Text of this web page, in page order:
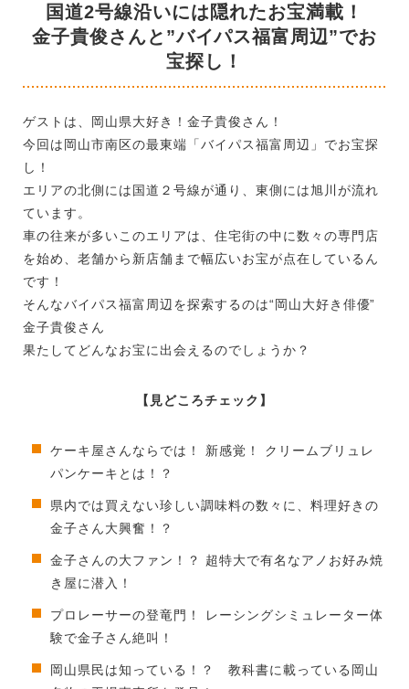
国道2号線沿いには隠れたお宝満載！
金子貴俊さんと”バイパス福富周辺”でお
宝探し！
ゲストは、岡山県大好き！金子貴俊さん！
今回は岡山市南区の最東端「バイパス福富周辺」でお宝探
し！
エリアの北側には国道２号線が通り、東側には旭川が流れ
ています。
車の往来が多いこのエリアは、住宅街の中に数々の専門店
を始め、老舗から新店舗まで幅広いお宝が点在しているん
です！
そんなバイパス福富周辺を探索するのは“岡山大好き俳優”
金子貴俊さん
果たしてどんなお宝に出会えるのでしょうか？
【見どころチェック】
ケーキ屋さんならでは！ 新感覚！ クリームブリュレ
パンケーキとは！？
県内では買えない珍しい調味料の数々に、料理好きの
金子さん大興奮！？
金子さんの大ファン！？ 超特大で有名なアノお好み焼
き屋に潜入！
プロレーサーの登竜門！ レーシングシミュレーター体
験で金子さん絶叫！
岡山県民は知っている！？ 教科書に載っている岡山